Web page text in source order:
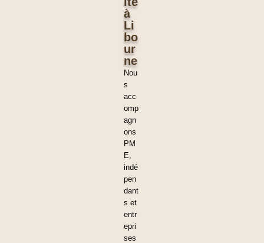
à
Li
bo
ur
ne
Nou
s
acc
omp
agn
ons
PM
E,
indé
pen
dant
s et
entr
epri
ses